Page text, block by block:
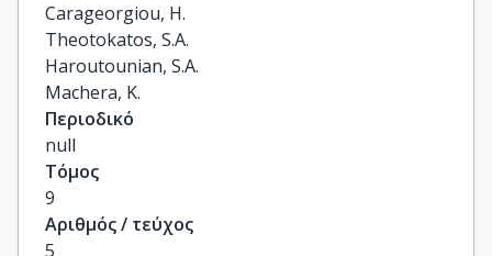
Carageorgiou, H.
Theotokatos, S.A.
Haroutounian, S.A.
Machera, K.
Περιοδικό
null
Τόμος
9
Αριθμός / τεύχος
5